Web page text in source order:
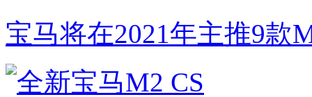
宝马将在2021年主推9款